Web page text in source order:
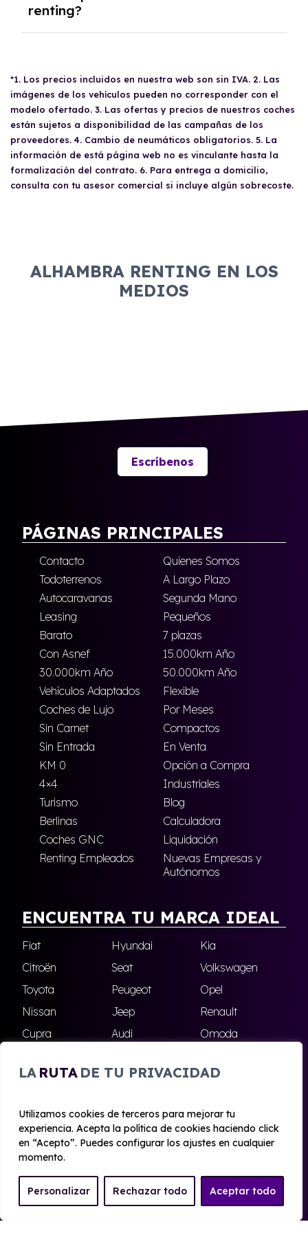
LA RUTA DE TU PRIVACIDAD
Utilizamos cookies de terceros para mejorar tu
experiencia. Acepta la política de cookies haciendo click
en “Acepto”. Puedes configurar los ajustes en cualquier
momento.
Personalizar Rechazar todo Aceptar todo
reembolsará la diferencia proporcional.
documentos: CIF de la empresa, DNI del
año en curso y un recibo bancario que
muestre el IBAN y titular. También se requiere
el Acta de Titularidad Real y la escritura de
constitución y poderes de la empresa.
renting?
estudio de viabilidad económica. Factores
como la antigüedad de la empresa o
actividad del autónomo, la solvencia
económica, y el historial crediticio (como estar
o no en listados de morosidad como Asnef)
son considerados. En algunos casos, según el
proveedor y el tipo de vehículo, se puede
*1. Los precios incluidos en nuestra web son sin IVA. 2. Las
imágenes de los vehículos pueden no corresponder con el
modelo ofertado. 3. Las ofertas y precios de nuestros coches
están sujetos a disponibilidad de las campañas de los
proveedores. 4. Cambio de neumáticos obligatorios. 5. La
información de está página web no es vinculante hasta la
formalización del contrato. 6. Para entrega a domicilio,
consulta con tu asesor comercial si incluye algún sobrecoste.
ALHAMBRA RENTING EN LOS
MEDIOS
Escríbenos
PÁGINAS PRINCIPALES
Contacto
Quienes Somos
Todoterrenos
A Largo Plazo
Autocaravanas
Segunda Mano
Leasing
Pequeños
Barato
7 plazas
Con Asnef
15.000km Año
30.000km Año
50.000km Año
Vehículos Adaptados
Flexible
Coches de Lujo
Por Meses
Sin Carnet
Compactos
Sin Entrada
En Venta
KM 0
Opción a Compra
4×4
Industriales
Turismo
Blog
Berlinas
Calculadora
Coches GNC
Liquidación
Renting Empleados
Nuevas Empresas y
Autónomos
ENCUENTRA TU MARCA IDEAL
Fiat Hyundai
Kia
Citroën
Seat
Volkswagen
Toyota
Peugeot
Opel
Nissan
Jeep
Renault
Cupra
Audi
Omoda
Skoda
Ford Todas las marcas
© 2020 - 2026 Alhambra Renting
Aviso legal y Privacidad